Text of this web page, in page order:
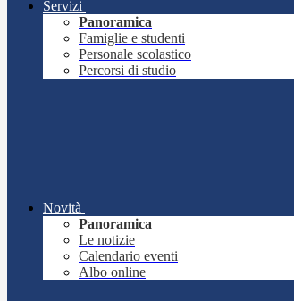
Servizi
Panoramica
Famiglie e studenti
Personale scolastico
Percorsi di studio
Novità
Panoramica
Le notizie
Calendario eventi
Albo online